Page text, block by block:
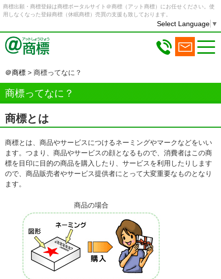
商標出願・商標登録は商標ポータルサイト＠商標（アット商標）にお任せください。使
用しなくなった登録商標（休眠商標）売買の支援も致しております。
Select Language ▼
＠商標 > 商標ってなに？
商標ってなに？
商標とは
商標とは、商品やサービスにつけるネーミングやマークなどをいい
ます。つまり、商品やサービスの顔と なるもので、消費者はこの商
標を目印に目的の商品を購入したり、サービスを利用したりします
ので、 商品販売者やサービス提供者にとって大変重要なものとなり
ます。
商品の場合